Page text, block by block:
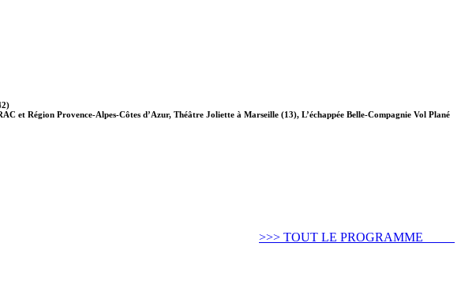
et Région Provence-Alpes-Côtes d’Azur, Théâtre Joliette à Marseille (13), L’échappée Belle-Compagnie Vol Plané
>>> TOUT LE PROGRAMME